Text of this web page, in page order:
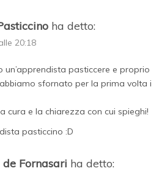
ha detto:
20:18
un’apprendista pasticcere e proprio
sfornato per la prima volta i
cura e la chiarezza con cui spieghi!
pasticcino :D
Fornasari ha detto: